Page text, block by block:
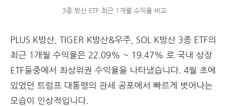
3종 방산 ETF 최근 1개월 수익율 비교
PLUS K방산, TIGER K방산&우주, SOL K방산 3종 ETF의
최근 1개월 수익율은 22.09% ~ 19.47% 로 국내 상장
ETF들중에서 최상위권 수익율을 나타냈습니다. 4월 초에
있었던 트럼프 대통령의 관세 공포에서 빠르게 벗어나는
모습이 인상적입니다.